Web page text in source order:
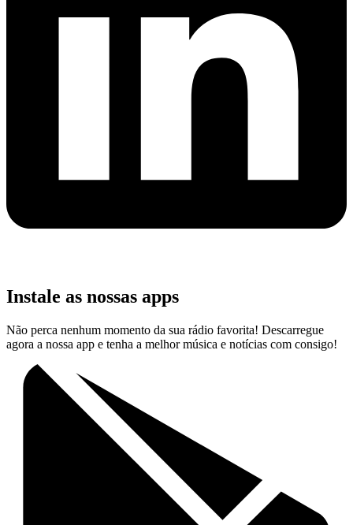
Instale as nossas apps
Não perca nenhum momento da sua rádio favorita! Descarregue
agora a nossa app e tenha a melhor música e notícias com consigo!